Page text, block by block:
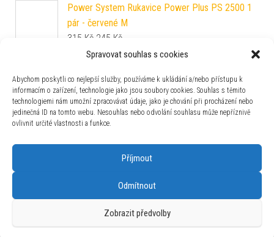
Spravovat souhlas s cookies
Abychom poskytli co nejlepší služby, používáme k ukládání a/nebo přístupu k
informacím o zařízení, technologie jako jsou soubory cookies. Souhlas s těmito
technologiemi nám umožní zpracovávat údaje, jako je chování při procházení nebo
jedinečná ID na tomto webu. Nesouhlas nebo odvolání souhlasu může nepříznivě
ovlivnit určité vlastnosti a funkce.
Příjmout
Odmítnout
Zobrazit předvolby
Power System Rukavice Power Plus PS 2500 1
pár - červené M
315 Kč Původní cena byla: 315 Kč.
245 KčAktuální cena je: 245 Kč.
Applied Nutrition ABE Energy + Performance 330
ml modrá laguna
52 Kč Původní cena byla: 52 Kč.
44KčAktuální cena je: 44 Kč.
Nutrend Deluxe Bar 60 g panna cotta
48Kč Původní cena byla: 48 Kč.
43Kč
s.r.o. Chodovská 228/3 Praha 4 IČ: 26454424